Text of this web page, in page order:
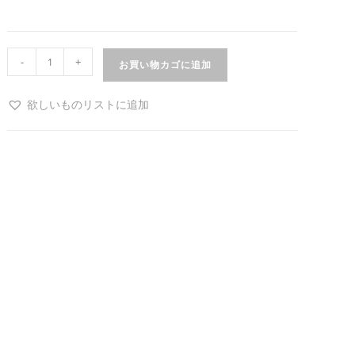
- + お買い物カゴに追加
欲しいものリストに追加